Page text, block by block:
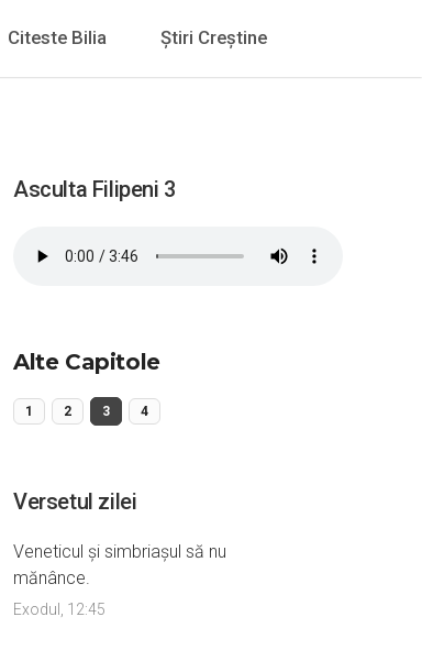
Citeste Bilia Știri Creștine
Asculta Filipeni 3
Alte Capitole
1 2 3 4
Versetul zilei
Veneticul şi simbriaşul să nu
mănânce.
Exodul, 12:45